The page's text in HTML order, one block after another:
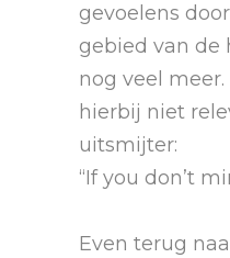
gevoelens
gebied van de
nog veel
hierbij niet
uitsmijter:
“If you don’t
Even terug